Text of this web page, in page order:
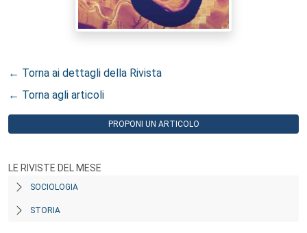
← Torna ai dettagli della Rivista
← Torna agli articoli
PROPONI UN ARTICOLO
LE RIVISTE DEL MESE
SOCIOLOGIA
STORIA